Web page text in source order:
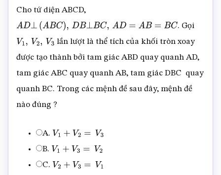
Cho tứ diện ABCD,
AD⊥( ABC),DB ⊥BC,AD= AB= BC . Gọi
V 1, V2,V 3
lần lượt là thể tích của khối tròn xoay
được tạo thành bởi tam giác ABD quay quanh AD,
tam giác ABC quay quanh AB, tam giác DBC quay
quanh BC. Trong các mệnh đề sau đây, mệnh đề
nào đúng ?
A. V 1 + 2 = V3
B. V 1 + 3 = V2
C. V2 + 3 = V1